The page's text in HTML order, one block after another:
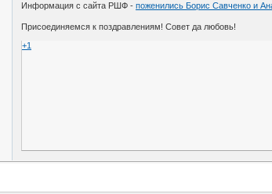
Информация с сайта РШФ -поженились Борис Савченко и
Присоединяемся к поздравлениям! Совет да любовь!
+1